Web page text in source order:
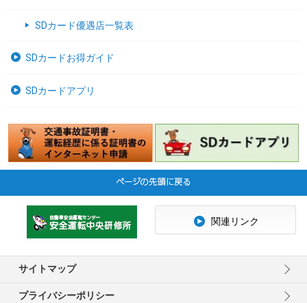
SDカード優遇店一覧表
SDカードお得ガイド
SDカードアプリ
サイトマップ
プライバシーポリシー
関連リンク